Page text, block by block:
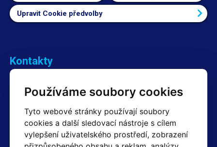
Používáme soubory cookies
Tyto webové stránky používají soubory
cookies a další sledovací nástroje s cílem
vylepšení uživatelského prostředí, zobrazení
Upravit Cookie předvolby
Kontakty
+420 603 357 606 +420 605 234 204
Fakturační a expediční oddělení
+420 605 259 759 (Po–Pá: 7:30 – 15:00)